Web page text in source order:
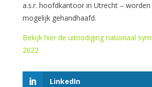
a.s.r. hoofdkantoor in Utrecht – worden
mogelijk gehandhaafd.
Bekijk hier de uitnodiging nationaal
2022
LinkedIn